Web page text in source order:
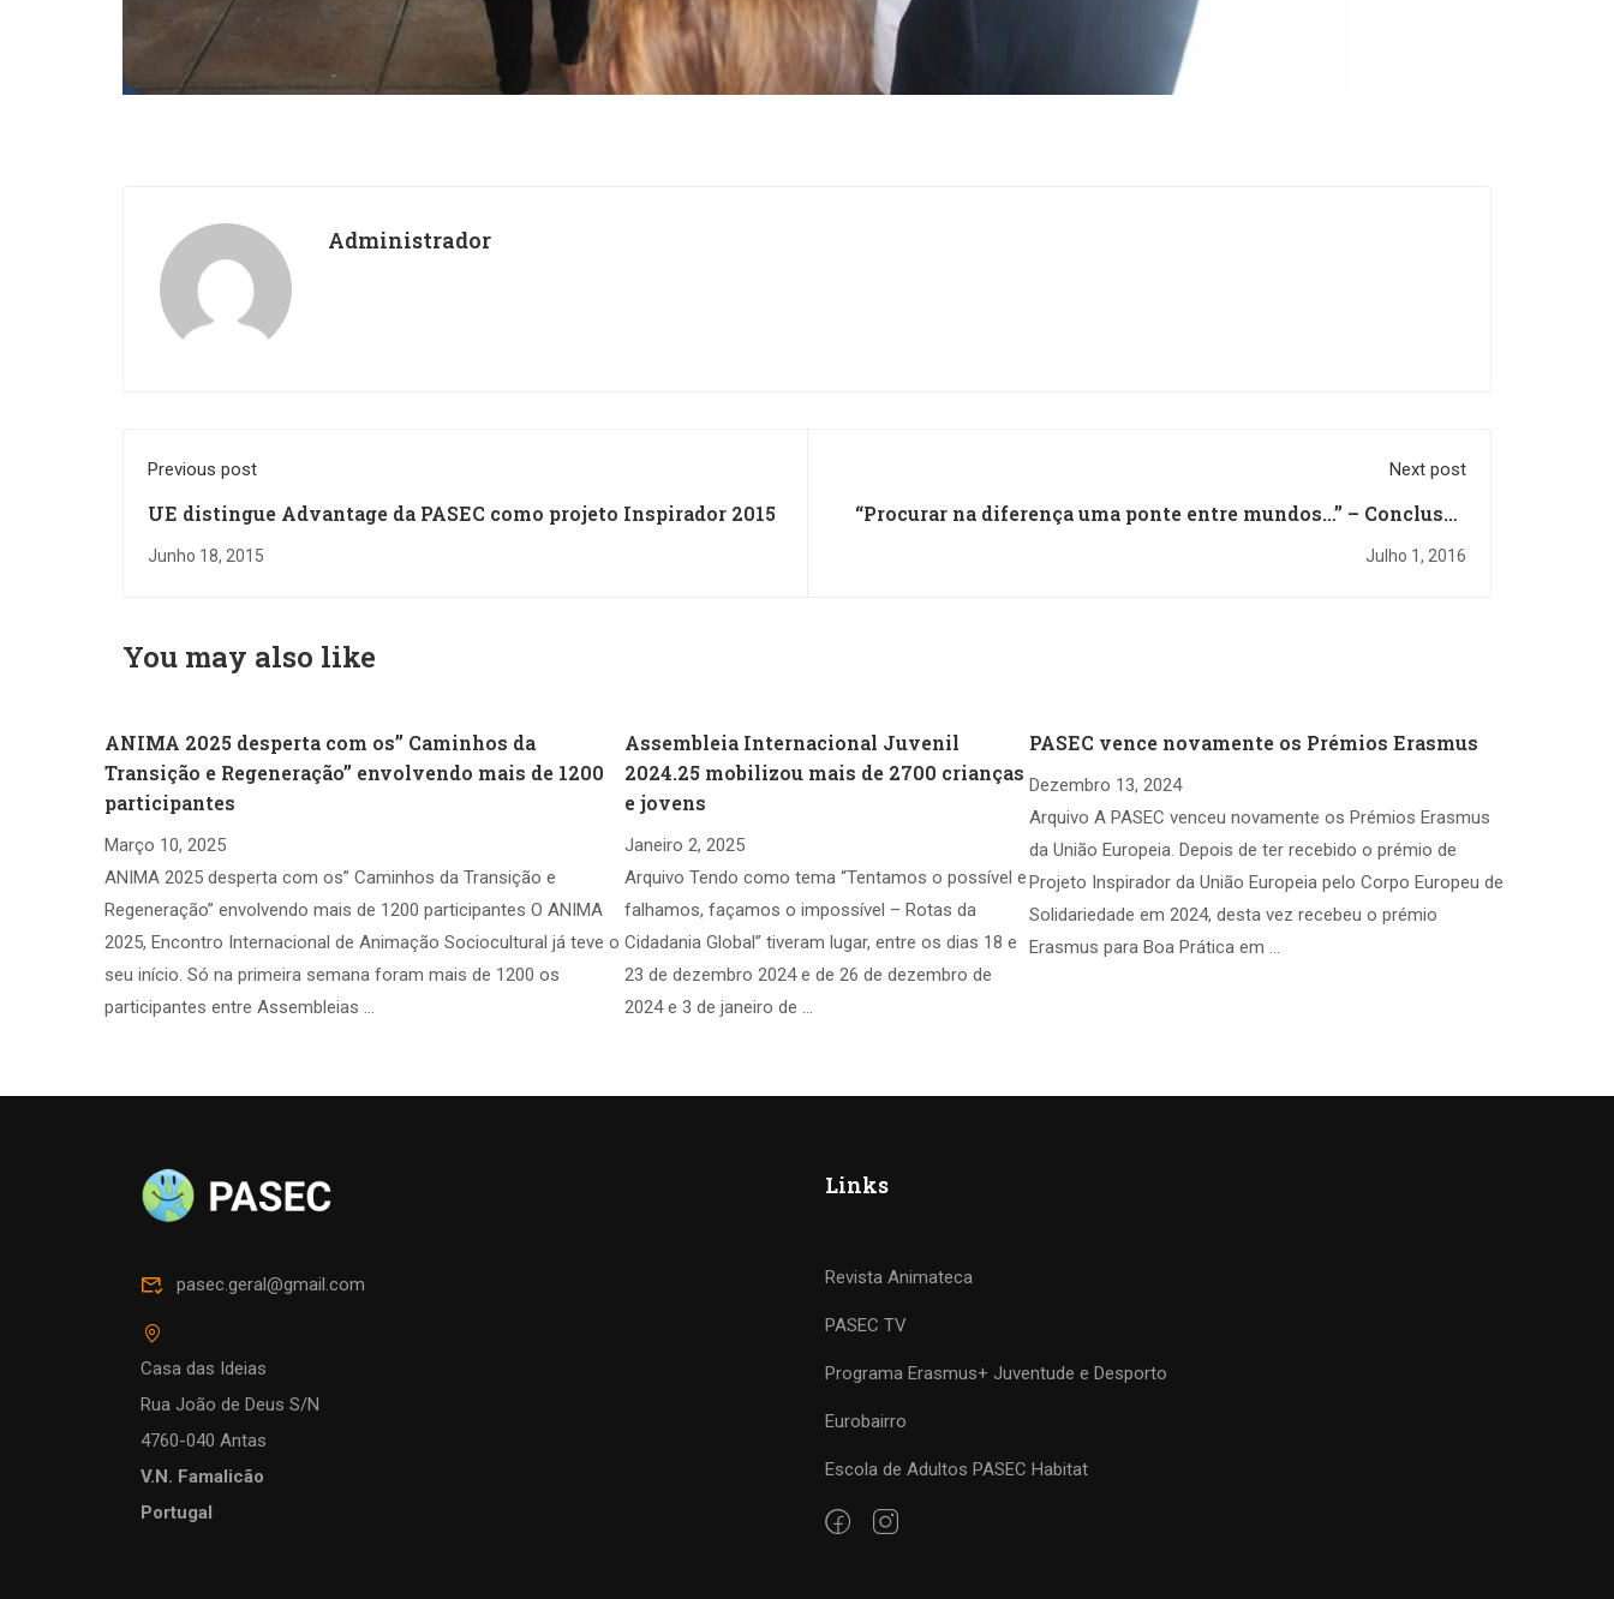
Administrador
Previous post
UE distingue Advantage da PASEC como projeto Inspirador 2015
Junho 18, 2015
Next post
“Procurar na diferença uma ponte entre mundos…” – Conclusão
da Semana Europeia Pró’Diferença
Julho 1, 2016
You may also like
ANIMA 2025 desperta com os” Caminhos da
Transição e Regeneração” envolvendo mais de 1200
participantes
Março 10, 2025
ANIMA 2025 desperta com os” Caminhos da Transição e
Regeneração” envolvendo mais de 1200 participantes O ANIMA
2025, Encontro Internacional de Animação Sociocultural já teve o
seu início. Só na primeira semana foram mais de 1200 os
participantes entre Assembleias …
Assembleia Internacional Juvenil
2024.25 mobilizou mais de 2700 crianças
e jovens
Janeiro 2, 2025
Arquivo Tendo como tema “Tentamos o possível e
falhamos, façamos o impossível – Rotas da
Cidadania Global” tiveram lugar, entre os dias 18 e
23 de dezembro 2024 e de 26 de dezembro de
2024 e 3 de janeiro de …
PASEC vence novamente os Prémios Erasmus
Dezembro 13, 2024
Arquivo A PASEC venceu novamente os Prémios Erasmus
da União Europeia. Depois de ter recebido o prémio de
Projeto Inspirador da União Europeia pelo Corpo Europeu de
Solidariedade em 2024, desta vez recebeu o prémio
Erasmus para Boa Prática em …
pasec.geral@gmail.com
Casa das Ideias
Rua João de Deus S/N
4760-040 Antas
V.N. Famalicão
Portugal
Links
Revista Animateca
PASEC TV
Programa Erasmus+ Juventude e Desporto
Eurobairro
Escola de Adultos PASEC Habitat